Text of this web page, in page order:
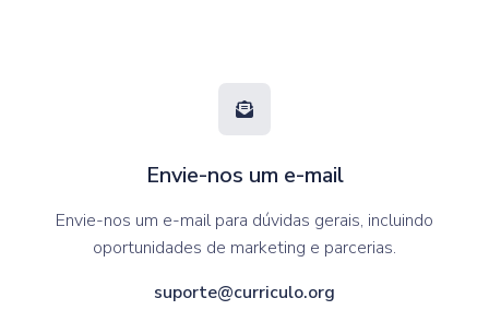
Envie-nos um e-mail
Envie-nos um e-mail para dúvidas gerais, incluindo
oportunidades de marketing e parcerias.
suporte@curriculo.org